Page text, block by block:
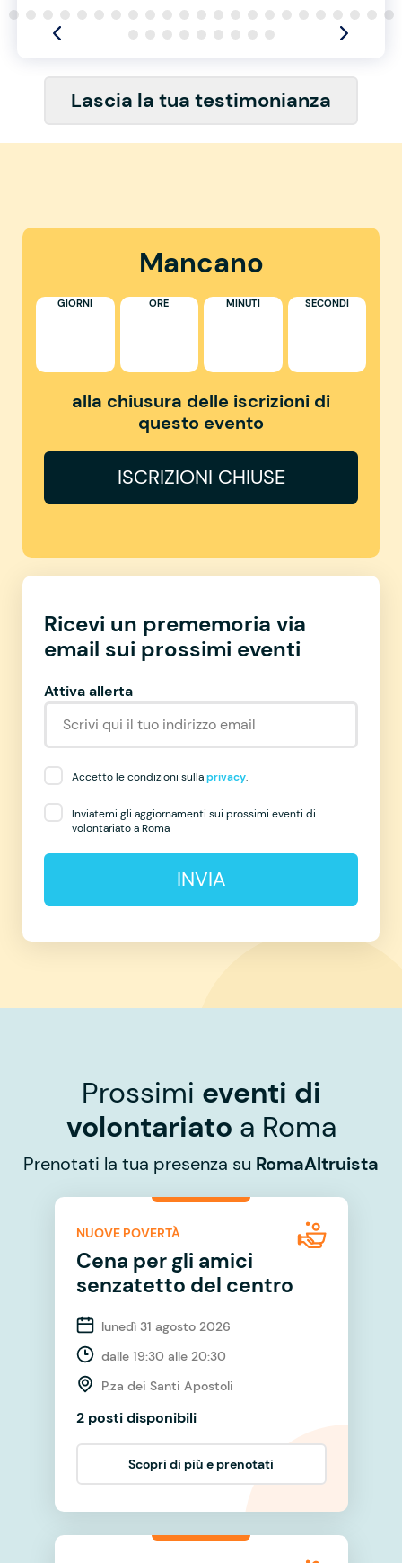
Lascia la tua testimonianza
Mancano
GIORNI ORE MINUTI SECONDI
alla chiusura delle iscrizioni di
questo evento
ISCRIZIONI CHIUSE
Ricevi un prememoria via
email sui prossimi eventi
Attiva allerta
Accetto le condizioni sullaprivacy.
Inviatemi gli aggiornamenti sui prossimi eventi di
volontariato a Roma
INVIA
Prossimi eventi di
volontariato a Roma
Prenotati la tua presenza su RomaAltruista
NUOVE POVERTÀ
Cena per gli amici
senzatetto del centro
lunedì 31 agosto 2026
dalle 19:30 alle 20:30
P.za dei Santi Apostoli
2 posti disponibili
Scopri di più e prenotati